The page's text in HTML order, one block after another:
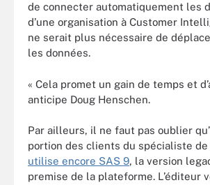
de connecter automatiquement les
d’une organisation à Customer
ne serait plus nécessaire de
les données.
« Cela promet un gain de temps et
anticipe Doug Henschen.
Par ailleurs, il ne faut pas oublier
portion des clients du spécialiste de
utilise encore SAS 9, la version
premise de la plateforme. L’éditeur